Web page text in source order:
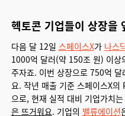
헥토콘 기업들이 상장을
다음 달 12일 스페이스X가 나스
1000억 달러(약 150조 원) 이상
주자죠. 이번 상장으로 750억
요. 작년 매출 기준 스페이스X
으로, 현재 실적 대비 기업가치
은 뜨거워요. 기업의 밸류에이션